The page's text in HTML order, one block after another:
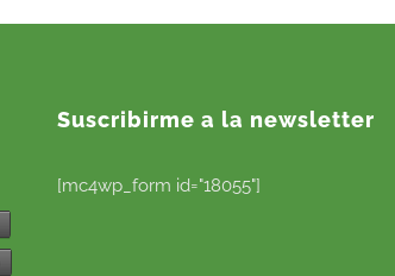
Suscribirme a la newsletter
[mc4wp_form id="18055"]